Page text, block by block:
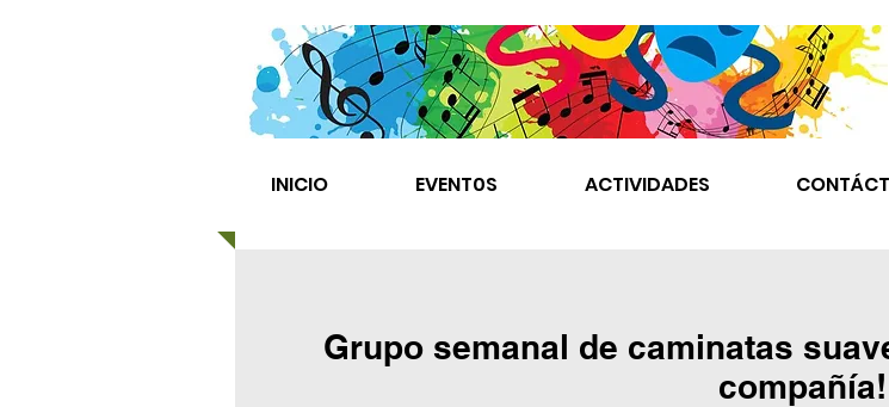
INICIO EVENT0S ACTIVIDADES
Grupo semanal de caminatas
compañía!